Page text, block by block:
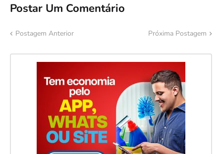
Postar Um Comentário
Postagem Anterior Próxima Postagem